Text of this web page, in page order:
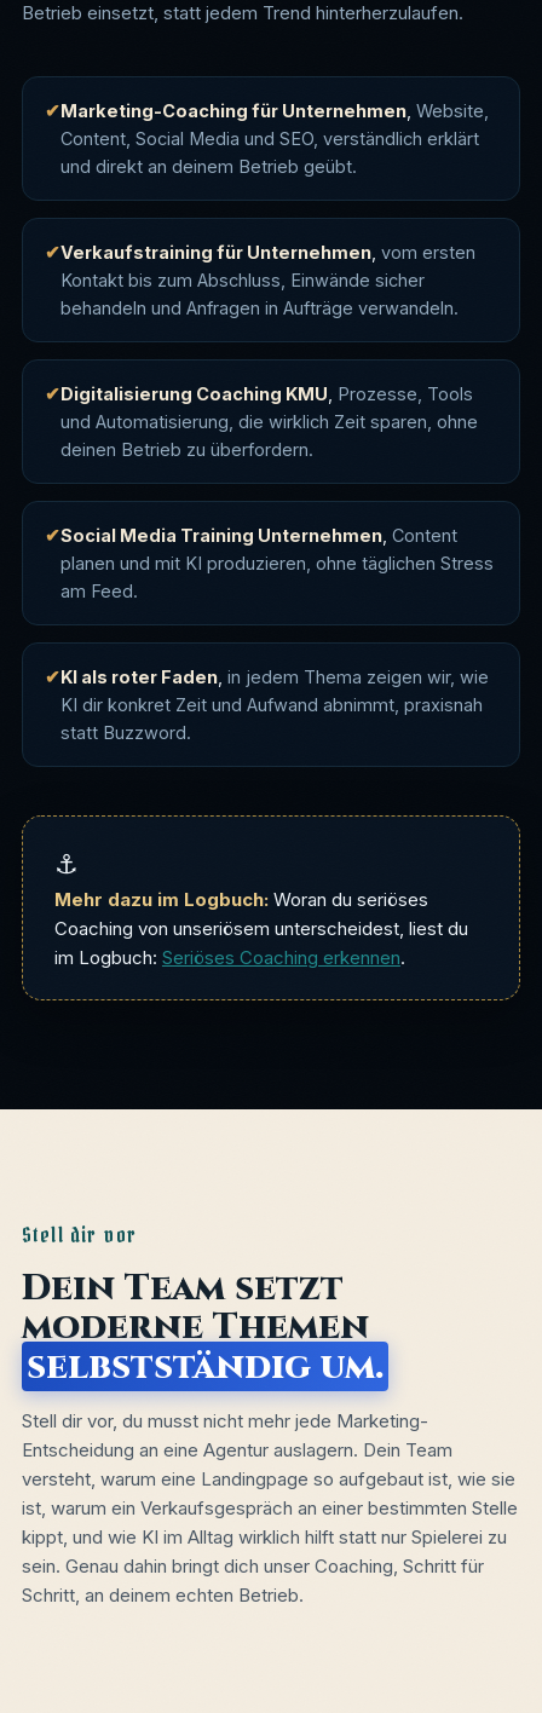
Betrieb einsetzt, statt jedem Trend hinterherzulaufen.
Marketing-Coaching für Unternehmen, Website,
Content, Social Media und SEO, verständlich erklärt
und direkt an deinem Betrieb geübt.
Verkaufstraining für Unternehmen, vom ersten
Kontakt bis zum Abschluss, Einwände sicher
behandeln und Anfragen in Aufträge verwandeln.
Digitalisierung Coaching KMU Prozesse, Tools
und Automatisierung, die wirklich Zeit sparen, ohne
deinen Betrieb zu überfordern.
Social Media Training Unternehmen, Content
planen und mit KI produzieren, ohne täglichen Stress
am Feed.
KI als roter Faden, in jedem Thema zeigen wir, wie
KI dir konkret Zeit und Aufwand abnimmt, praxisnah
statt Buzzword.
⚓
Mehr dazu im Logbuch:Woran du seriöses
Coaching von unseriösem unterscheidest, liest du
im Logbuch: Seriöses Coaching erkennen.
Stell dir vor
Dein Team setzt
moderne Themen
selbstständig um.
Stell dir vor, du musst nicht mehr jede Marketing-
Entscheidung an eine Agentur auslagern. Dein Team
versteht, warum eine Landingpage so aufgebaut ist, wie sie
ist, warum ein Verkaufsgespräch an einer bestimmten Stelle
kippt, und wie KI im Alltag wirklich hilft statt nur Spielerei zu
sein. Genau dahin bringt dich unser Coaching, Schritt für
Schritt, an deinem echten Betrieb.